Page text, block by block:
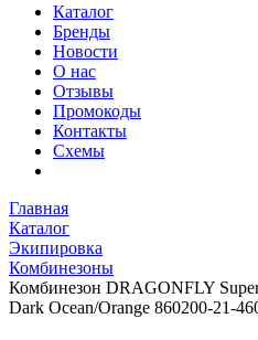
Каталог
Бренды
Новости
О нас
Отзывы
Промокоды
Контакты
Схемы
Главная
Каталог
Экипировка
Комбинезоны
Комбинезон DRAGONFLY
Dark Ocean/Orange 860200-21-